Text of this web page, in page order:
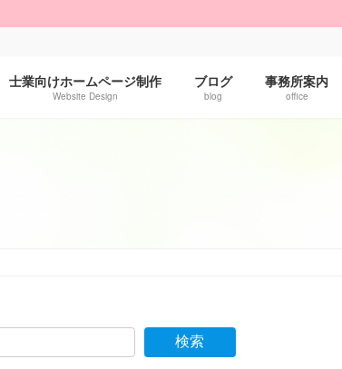
士業向けホームページ制作
Website Design
ブログ
blog
事務所案内
office
検索